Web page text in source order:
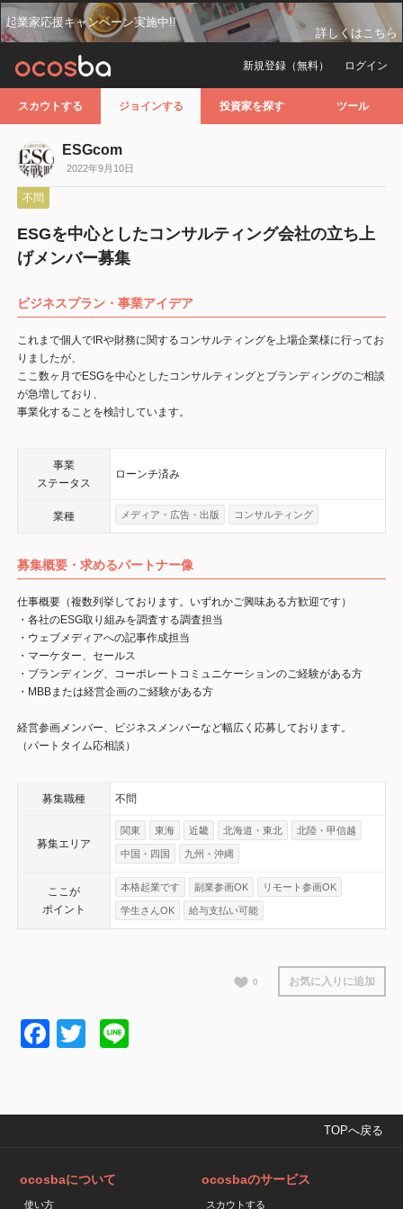
起業家応援キャンペーン実施中!!
詳しくはこちら
ログイン
新規登録（無料）
スカウトする ジョインする 投資家を探す ツール
ESGcom
2022年9月10日
不問
ESGを中心としたコンサルティング会社の立ち上
げメンバー募集
ビジネスプラン・事業アイデア
これまで個人でIRや財務に関するコンサルティングを上場企業様に行ってお
りましたが、
ここ数ヶ月でESGを中心としたコンサルティングとブランディングのご相談
が急増しており、
事業化することを検討しています。
事業
ステータス
ローンチ済み
業種 メディア・広告・出版 コンサルティング
募集概要・求めるパートナー像
仕事概要（複数列挙しております。いずれかご興味ある方歓迎です）
・各社のESG取り組みを調査する調査担当
・ウェブメディアへの記事作成担当
・マーケター、セールス
・ブランディング、コーポレートコミュニケーションのご経験がある方
・MBBまたは経営企画のご経験がある方
経営参画メンバー、ビジネスメンバーなど幅広く応募しております。
（パートタイム応相談）
募集職種 不問
募集エリア
関東 東海 近畿 北海道・東北 北陸・甲信越
中国・四国 九州・沖縄
ここが
ポイント
本格起業です 副業参画OK リモート参画OK
学生さんOK 給与支払い可能
0 お気に入りに追加
Facebook
Twitter
TOPへ戻る
ocosbaについて
使い方
ocosbaのサービス
スカウトする